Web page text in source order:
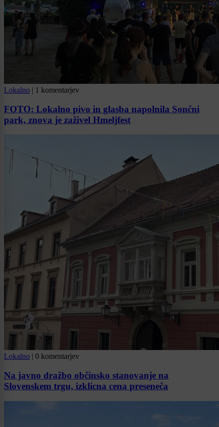
Lokalno | 1 komentarjev
FOTO: Lokalno pivo in glasba napolnila Sončni
park, znova je zaživel Hmeljfest
Lokalno | 0 komentarjev
Na javno dražbo občinsko stanovanje na
Slovenskem trgu, izklicna cena preseneča